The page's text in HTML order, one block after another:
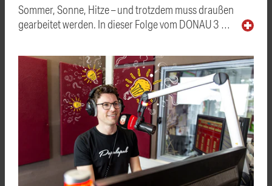
Sommer, Sonne, Hitze – und trotzdem muss draußen
gearbeitet werden. In dieser Folge vom DONAU 3 …